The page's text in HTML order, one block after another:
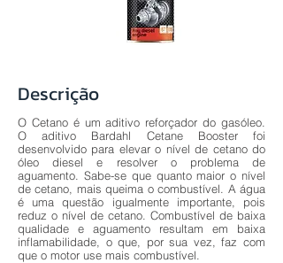
Descrição
O Cetano é um aditivo reforçador do gasóleo.
O aditivo Bardahl Cetane Booster foi
desenvolvido para elevar o nível de cetano do
óleo diesel e resolver o problema de
aguamento. Sabe-se que quanto maior o nível
de cetano, mais queima o combustível. A água
é uma questão igualmente importante, pois
reduz o nível de cetano. Combustível de baixa
qualidade e aguamento resultam em baixa
inflamabilidade, o que, por sua vez, faz com
que o motor use mais combustível.